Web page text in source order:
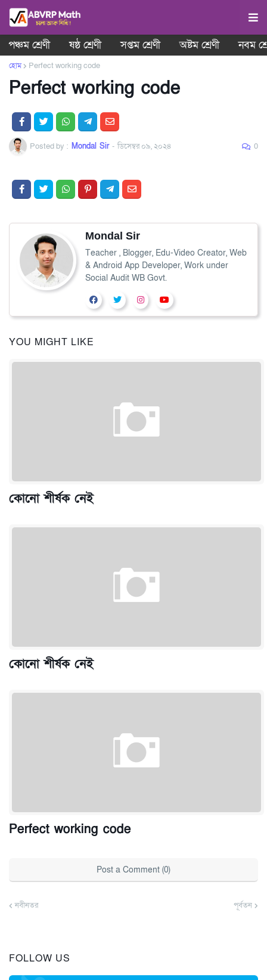
পঞ্চম শ্রেণী ষষ্ঠ শ্রেণী সপ্তম শ্রেণী অষ্টম শ্রেণী নবম
হোম Perfect working code
Perfect working code
Posted by : Mondal Sir - ডিসেম্বর ০৯, ২০২৪ 0
Mondal Sir
Teacher , Blogger, Edu-Video Creator, Web
& Android App Developer, Work under
Social Audit WB Govt.
YOU MIGHT LIKE
কোনো শীর্ষক নেই
কোনো শীর্ষক নেই
Perfect working code
Post a Comment (0)
নবীনতর পূর্বতন
FOLLOW US